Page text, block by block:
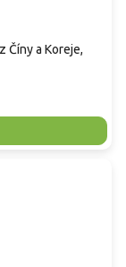
Číny a Koreje,